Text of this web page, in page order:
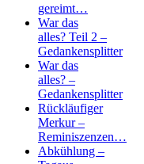
gereimt…
War das
alles? Teil 2 –
Gedankensplitter
War das
alles? –
Gedankensplitter
Rückläufiger
Merkur –
Reminiszenzen…
Abkühlung –